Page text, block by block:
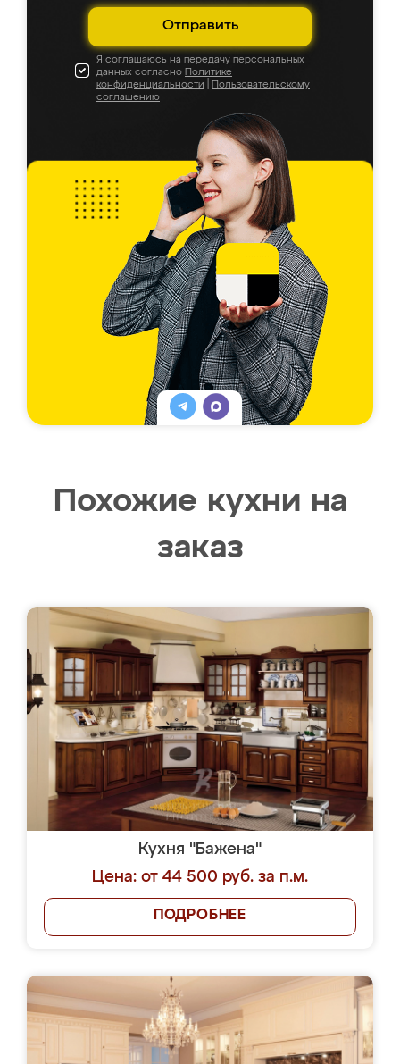
Отправить
Я соглашаюсь на передачу персональных
данных согласно Политике
конфиденциальности
Пользовательскому
соглашению
Похожие кухни на
заказ
Кухня "Бажена"
Цена: от 44 500 руб. за п.м.
ПОДРОБНЕЕ